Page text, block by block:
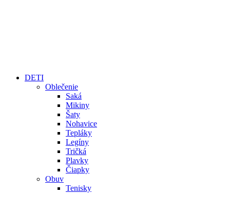
DETI
Oblečenie
Saká
Mikiny
Šaty
Nohavice
Tepláky
Legíny
Tričká
Plavky
Čiapky
Obuv
Tenisky